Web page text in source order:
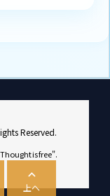
Reserved.
Thought is free".

上へ